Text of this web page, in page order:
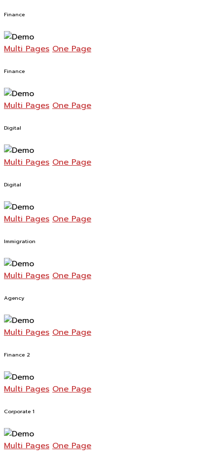
Finance
Multi Pages One Page
Finance
Multi Pages One Page
Digital
Multi Pages One Page
Digital
Multi Pages One Page
Immigration
Multi Pages One Page
Agency
Multi Pages One Page
Finance 2
Multi Pages One Page
Corporate 1
Multi Pages One Page